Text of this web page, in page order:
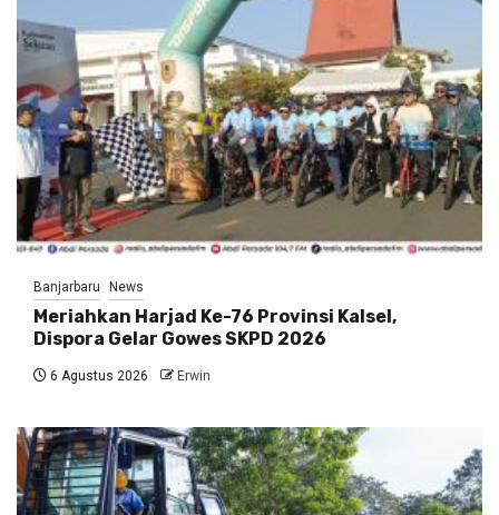
Banjarbaru News
Meriahkan Harjad Ke-76 Provinsi Kalsel,
Dispora Gelar Gowes SKPD 2026
6 Agustus 2026 Erwin